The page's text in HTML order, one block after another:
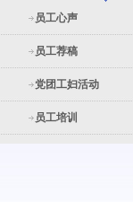
员工心声
员工荐稿
党团工妇活动
员工培训